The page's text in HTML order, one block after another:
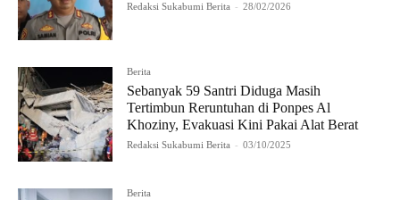
Redaksi Sukabumi Berita - 28/02/2026
Berita
Sebanyak 59 Santri Diduga Masih
Tertimbun Reruntuhan di Ponpes Al
Khoziny, Evakuasi Kini Pakai Alat Berat
Redaksi Sukabumi Berita - 03/10/2025
Berita